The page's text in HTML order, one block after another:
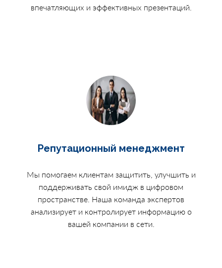
впечатляющих и эффективных презентаций.
Репутационный менеджмент
Мы помогаем клиентам защитить, улучшить и
поддерживать свой имидж в цифровом
пространстве. Наша команда экспертов
анализирует и контролирует информацию о
вашей компании в сети.